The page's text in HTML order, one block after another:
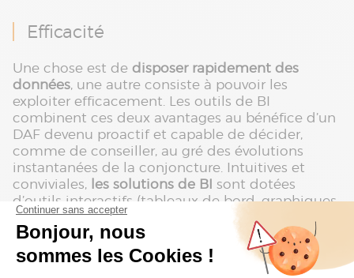
Efficacité
Une chose est de disposer rapidement des
données, une autre consiste à pouvoir les
exploiter efficacement. Les outils de BI
combinent ces deux avantages au bénéfice d’un
DAF devenu proactif et capable de décider,
comme de conseiller, au gré des évolutions
instantanées de la conjoncture. Intuitives et
conviviales, les solutions de BI sont dotées
d’outils interactifs (tableaux de bord, graphiques,
rapports, etc.). Ces derniers permettent une
visualisation claire et permanente des
indicateurs de performance
clés
de
l’organisation, sans nécessiter de passer par des